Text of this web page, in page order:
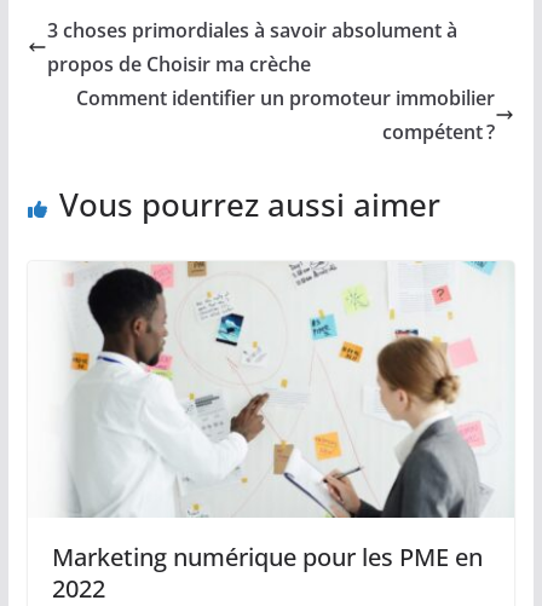
3 choses primordiales à savoir absolument à
propos de Choisir ma crèche
Comment identifier un promoteur immobilier
compétent ?
Vous pourrez aussi aimer
Marketing numérique pour les PME en
2022